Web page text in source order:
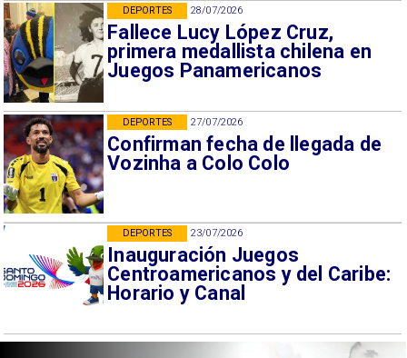
28/07/2026
Fallece Lucy López Cruz,
primera medallista chilena en
Juegos Panamericanos
DEPORTES
27/07/2026
Confirman fecha de llegada de
Vozinha a Colo Colo
DEPORTES
23/07/2026
Inauguración Juegos
Centroamericanos y del Caribe:
Horario y Canal
DEPORTES